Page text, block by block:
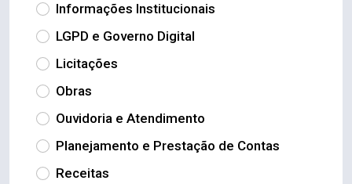
Informações Institucionais
LGPD e Governo Digital
Licitações
Obras
Ouvidoria e Atendimento
Planejamento e Prestação de Contas
Receitas